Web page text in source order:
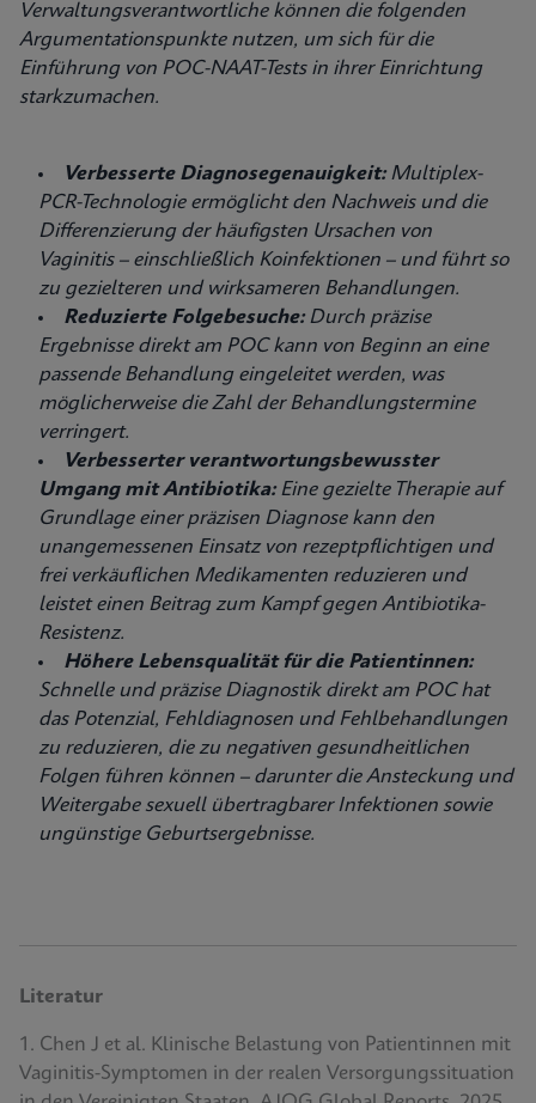
Verwaltungsverantwortliche können die folgenden
Argumentationspunkte nutzen, um sich für die
Einführung von POC-NAAT-Tests in ihrer Einrichtung
starkzumachen.
Verbesserte Diagnosegenauigkeit:Multiplex-
PCR-Technologie ermöglicht den Nachweis und die
Differenzierung der häufigsten Ursachen von
Vaginitis – einschließlich Koinfektionen – und führt so
zu gezielteren und wirksameren Behandlungen.
Reduzierte Folgebesuche:Durch präzise
Ergebnisse direkt am POC kann von Beginn an eine
passende Behandlung eingeleitet werden, was
möglicherweise die Zahl der Behandlungstermine
verringert.
Verbesserter verantwortungsbewusster
Umgang mit Antibiotika:Eine gezielte Therapie auf
Grundlage einer präzisen Diagnose kann den
unangemessenen Einsatz von rezeptpflichtigen und
frei verkäuflichen Medikamenten reduzieren und
leistet einen Beitrag zum Kampf gegen Antibiotika-
Resistenz.
Höhere Lebensqualität für die Patientinnen:
Schnelle und präzise Diagnostik direkt am POC hat
das Potenzial, Fehldiagnosen und Fehlbehandlungen
zu reduzieren, die zu negativen gesundheitlichen
Folgen führen können – darunter die Ansteckung und
Weitergabe sexuell übertragbarer Infektionen sowie
ungünstige Geburtsergebnisse.
Literatur
1. Chen J et al. Klinische Belastung von Patientinnen mit
Vaginitis-Symptomen in der realen Versorgungssituation